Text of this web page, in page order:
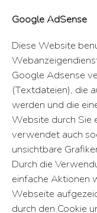
Google AdSense
Diese Website
Google Adsense
(Textdateien), die
werden und die
Website durch Sie
verwendet auch
unsichtbare
Durch die
einfache Aktionen
Webseite
durch den Cookie